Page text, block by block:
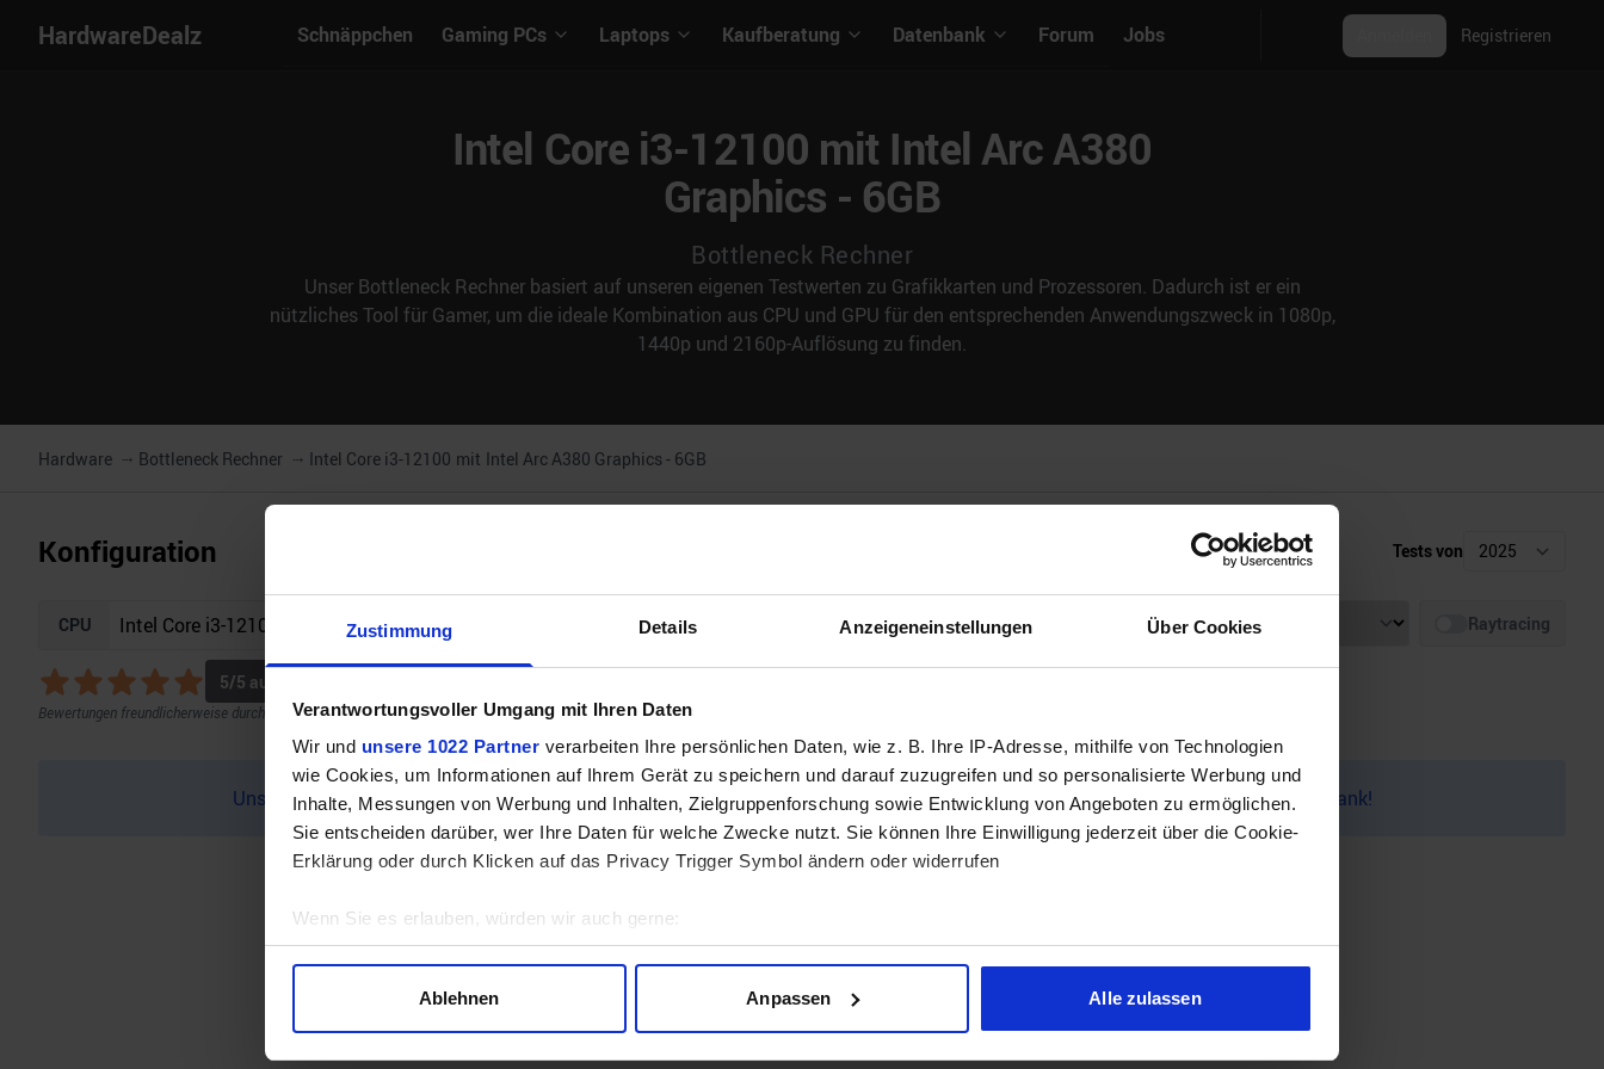
Zustimmung Details Anzeigeneinstellungen Über Cookies
Verantwortungsvoller Umgang mit Ihren Daten
Wir und unsere 1022 Partner verarbeiten Ihre persönlichen Daten, wie z. B. Ihre IP-Adresse, mithilfe von Technologien
wie Cookies, um Informationen auf Ihrem Gerät zu speichern und darauf zuzugreifen und so personalisierte Werbung und
Inhalte, Messungen von Werbung und Inhalten, Zielgruppenforschung sowie Entwicklung von Angeboten zu ermöglichen.
Sie entscheiden darüber, wer Ihre Daten für welche Zwecke nutzt. Sie können Ihre Einwilligung jederzeit über die Cookie-
Erklärung oder durch Klicken auf das Privacy Trigger Symbol ändern oder widerrufen
Wenn Sie es erlauben, würden wir auch gerne:
Informationen über Ihre geografische Lage erfassen, welche bis auf einige Meter genau sein können
Erfahren Sie mehr darüber, wie Ihre persönlichen Daten verarbeitet werden, und legen Sie Ihre Präferenzen im
Ablehnen Anpassen Alle zulassen
HardwareDealz Schnäppchen Gaming PCs Laptops Kaufberatung Datenbank Forum Jobs Registrieren
Intel Core i3-12100 mit Intel Arc A380
Graphics - 6GB
Bottleneck Rechner
Unser Bottleneck Rechner basiert auf unseren eigenen Testwerten zu Grafikkarten und Prozessoren. Dadurch ist er ein
nützliches Tool für Gamer, um die ideale Kombination aus CPU und GPU für den entsprechenden Anwendungszweck in 1080p,
1440p und 2160p-Auflösung zu finden.
Hardware Bottleneck Rechner Intel Core i3-12100 mit Intel Arc A380 Graphics - 6GB
Konfiguration Tests von
CPU
5/5 aus
Bewertungen freundlicherweise durch Geizhals bereitgestellt. Bewertungen freundlicherweise durch Geizhals bereitgestellt.
Auflösung Raytracing
Unser Bottleneck Rechner befindet sich aktuell in der Beta-Phase! Bugs und Fehler gerne bei uns auf demDiscordmelden. Vielen Dank!